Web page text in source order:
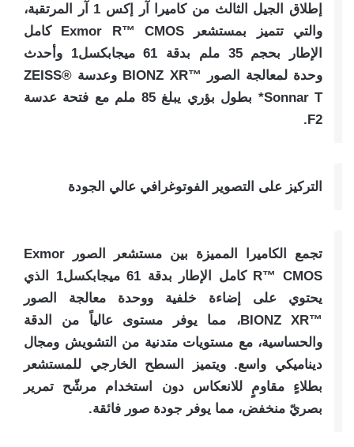
إطلاق الجيل الثالث من كاميرا آر إكس 1 آر المرتقبة،
والتي تتميز بمستشعر Exmor R™️ CMOS كامل
الإطار بحجم 35 ملم بدقة 61 ميجابكسل1 وأحدث
وحدة لمعالجة الصور ™️BIONZ XR وعدسة ZEISS®️
Sonnar T* بطول بؤري يبلغ 85 ملم مع فتحة عدسة
F2.
التركيز على التصوير الفوتوغرافي عالي الجودة
تجمع الكاميرا المميزة بين مستشعر الصور Exmor
R™️ CMOS كامل الإطار بدقة 61 ميجابكسل1 الذي
يحتوي على إضاءة خلفية ووحدة معالجة الصور
™️BIONZ XR، مما يوفر مستوى عالياً من الدقة
والحساسية، مع مستويات متدنية من التشويش ومجال
ديناميكي واسع. ويتميز السطح الخارجي للمستشعر
بطلاءٍ مقاومٍ للانعكاس دون استخدام مرشّح تمرير
بصريّ منخفض، مما يوفر جودة صور فائقة.